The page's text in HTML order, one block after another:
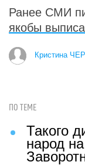
Ранее СМИ
якобы
Кристина
ПО ТЕМЕ
Такого
народ